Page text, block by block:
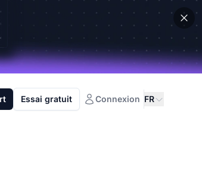
Essai gratuit Connexion FR